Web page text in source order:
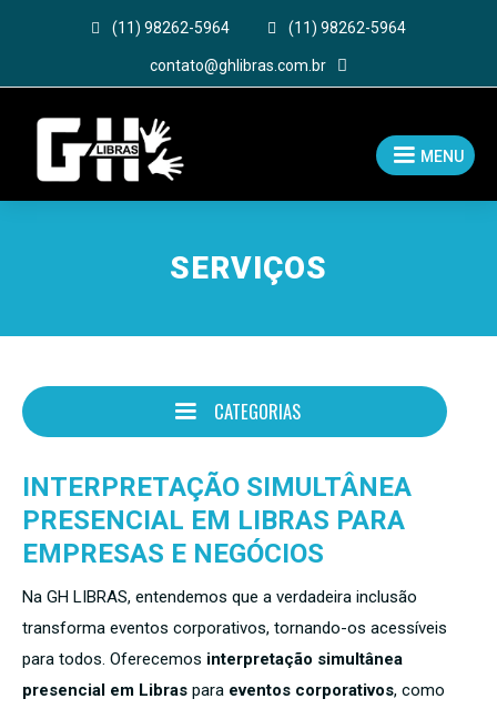
 (11) 98262-5964  (11) 98262-5964
contato@ghlibras.com.br 
MENU
SERVIÇOS
CATEGORIAS
INTERPRETAÇÃO SIMULTÂNEA
PRESENCIAL EM LIBRAS PARA
EMPRESAS E NEGÓCIOS
Na GH LIBRAS, entendemos que a verdadeira inclusão
transforma eventos corporativos, tornando-os acessíveis
para todos. Oferecemos interpretação simultânea
presencial em Libras para eventos corporativos, como